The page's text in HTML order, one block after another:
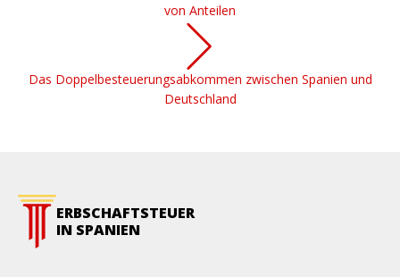
von Anteilen
Das Doppelbesteuerungsabkommen zwischen Spanien und
Deutschland
ERBSCHAFTSTEUER
IN SPANIEN